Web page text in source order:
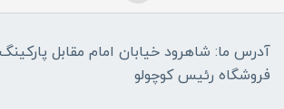
آدرس ما: شاهرود خیابان امام مقابل
فروشگاه رئیس کوچولو